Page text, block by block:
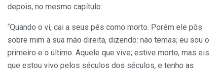
depois, no mesmo capítulo:
“Quando o vi, cai a seus pés como morto. Porém ele pôs
sobre mim a sua mão direita, dizendo: não temas; eu sou o
primeiro e o último. Aquele que vive; estive morto, mas eis
que estou vivo pelos séculos dos séculos, e tenho as